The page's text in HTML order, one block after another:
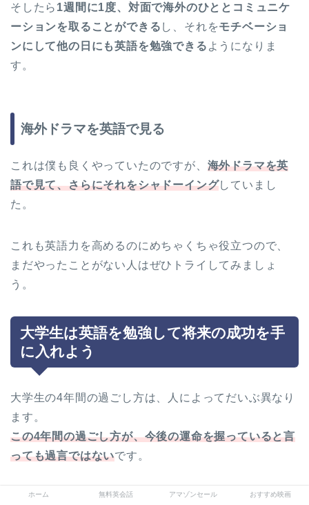
そしたら 1週間に1度、対面で海外のひととコミュニケ
ーションを取ることができる し、それをモチベーショ
ンにして他の日にも英語を勉強できる ようになりま
す。
海外ドラマを英語で見る
これは僕も良くやっていたのですが、 海外ドラマを英
語で見て、さらにそれをシャドーイングしていまし
た。
これも英語力を高めるのにめちゃくちゃ役立つので、
まだやったことがない人はぜひトライしてみましょ
う。
大学生は英語を勉強して将来の成功を手
に入れよう
大学生の4年間の過ごし方は、人によってだいぶ異なり
ます。
この4年間の過ごし方が、今後の運命を握っていると言
っても過言ではないです。
なので、
ホーム 無料英会話 アマゾンセール おすすめ映画